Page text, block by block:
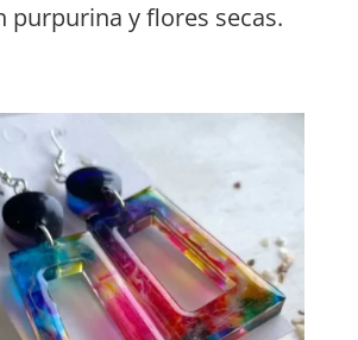
purpurina y flores secas.